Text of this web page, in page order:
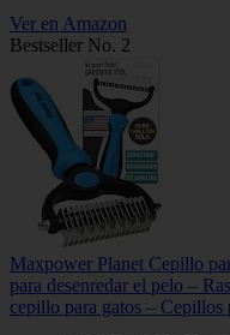
Ver en Amazon
Bestseller No. 2
Maxpower Planet Cepillo
para desenredar el pelo –
cepillo para gatos – Cepillos